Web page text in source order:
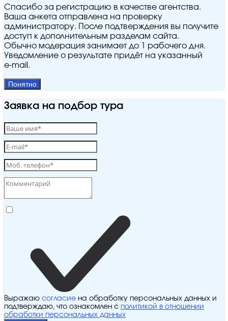
Спасибо за регистрацию в качестве агентства.
Ваша анкета отправлена на проверку
администратору. После подтверждения вы получите
доступ к дополнительным разделам сайта.
Обычно модерация занимает до 1 рабочего дня.
Уведомление о результате придёт на указанный
e‑mail.
Понятно
Заявка на подбор тура
Выражаю согласие на обработку персональных данных и
подтверждаю, что ознакомлен с политикой в отношении
обработки персональных данных